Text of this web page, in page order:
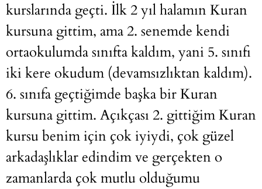
kurslarında geçti. İlk 2 yıl halamın Kuran
kursuna gittim, ama 2. senemde kendi
ortaokulumda sınıfta kaldım, yani 5. sınıfı
iki kere okudum (devamsızlıktan kaldım).
6. sınıfa geçtiğimde başka bir Kuran
kursuna gittim. Açıkçası 2. gittiğim Kuran
kursu benim için çok iyiydi, çok güzel
arkadaşlıklar edindim ve gerçekten o
zamanlarda çok mutlu olduğumu